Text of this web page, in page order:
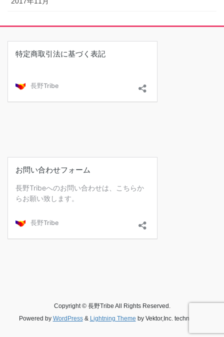
Copyright © 長野Tribe All Rights Reserved.
Powered by WordPress& Lightning Theme by Vektor,Inc. technology.